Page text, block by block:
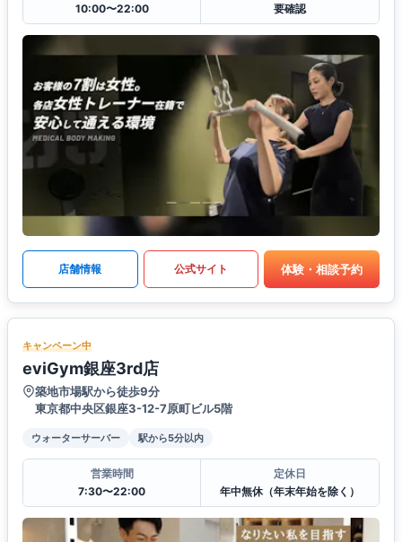
10:00〜22:00
要確認
店舗情報 公式サイト 体験・相談予約
キャンペーン中
eviGym銀座3rd店
築地市場駅から徒歩9分
東京都中央区銀座3-12-7原町ビル5階
ウォーターサーバー 駅から5分以内
営業時間
7:30〜22:00
定休日
年中無休（年末年始を除く）